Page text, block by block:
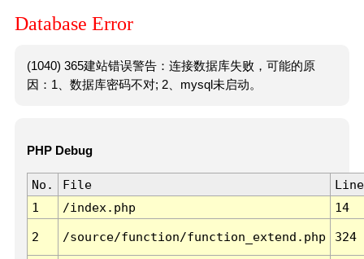
Database Error
(1040) 365建站错误警告：连接数据库失败，可能的原
因：1、数据库密码不对; 2、mysql未启动。
PHP Debug
No. File
Line
1
/index.php 14
2 /source/function/function_extend.php 324